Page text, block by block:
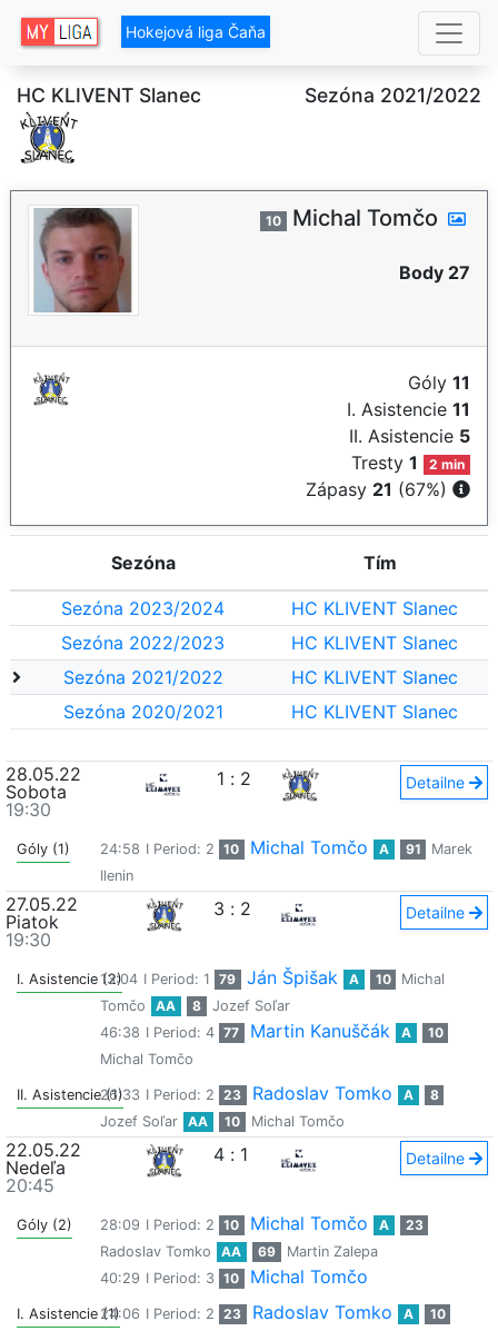
Hokejová liga Čaňa
HC KLIVENT Slanec Sezóna 2021/2022
10 Michal Tomčo
Body 27
Góly 11
I. Asistencie 11
II. Asistencie 5
Tresty1 2 min
Zápasy 21 (67%)
Sezóna Tím
Sezóna 2023/2024
HC KLIVENT Slanec
Sezóna 2022/2023
HC KLIVENT Slanec
Sezóna 2021/2022
HC KLIVENT Slanec
Sezóna 2020/2021
HC KLIVENT Slanec
28.05.22
Sobota
19:30
1 : 2 Detailne
Góly (1) 24:58 I Period: 2 10 Michal Tomčo A 91
Marek
Ilenin
27.05.22
Piatok
19:30
3 : 2 Detailne
I. Asistencie (2)
13:04 I Period: 1 79 Ján Špišak A 10
Michal
Tomčo
AA 8
Jozef Soľar
46:38 I Period: 4 77 Martin Kanuščák A
10
Michal Tomčo
II. Asistencie (1)
26:33 I Period: 2 23 Radoslav Tomko A
8
Jozef Soľar
AA 10 Michal Tomčo
22.05.22
Nedeľa
20:45
4 : 1 Detailne
Góly (2) 28:09 I Period: 2 10 Michal Tomčo A
23
Radoslav Tomko
AA 69
Martin Zalepa
40:29 I Period: 3 10 Michal Tomčo
I. Asistencie (1)24:06 I Period: 2 23 Radoslav Tomko A
10